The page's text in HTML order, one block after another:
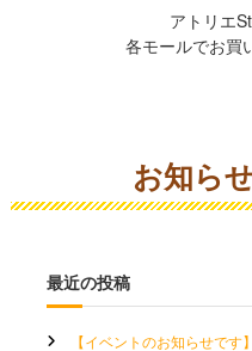
アトリエ
各モールでお買
お知ら
最近の投稿
【イベントのお知らせです